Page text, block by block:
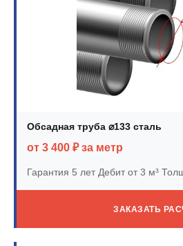
Обсадная труба ⌀133 сталь
от 3 400 ₽ за метр
Гарантия 5 летДебит от 3 м³
ЗАКАЗАТЬ